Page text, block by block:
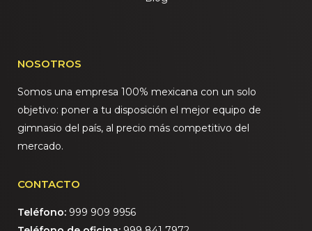
NOSOTROS
Somos una empresa 100% mexicana con un solo
objetivo: poner a tu disposición el mejor equipo de
gimnasio del país, al precio más competitivo del
mercado.
CONTACTO
Teléfono: 999 909 9956